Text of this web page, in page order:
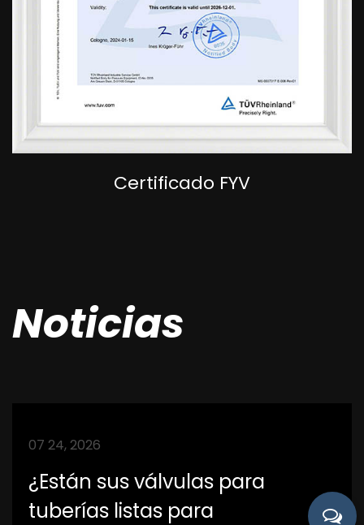
Certificado FYV
Noticias
07 24, 2026
¿Están sus válvulas para
tuberías listas para